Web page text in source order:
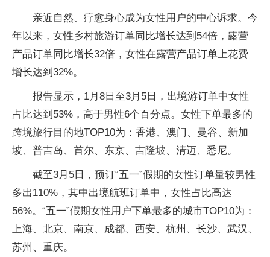
亲近自然、疗愈身心成为女性用户的中心诉求。今
年以来，女性乡村旅游订单同比增长达到54倍，露营
产品订单同比增长32倍，女性在露营产品订单上花费
增长达到32%。
报告显示，1月8日至3月5日，出境游订单中女性
占比达到53%，高于男性6个百分点。女性下单最多的
跨境旅行目的地TOP10为：香港、澳门、曼谷、新加
坡、普吉岛、首尔、东京、吉隆坡、清迈、悉尼。
截至3月5日，预订“五一”假期的女性订单量较男性
多出110%，其中出境航班订单中，女性占比高达
56%。“五一”假期女性用户下单最多的城市TOP10为：
上海、北京、南京、成都、西安、杭州、长沙、武汉、
苏州、重庆。